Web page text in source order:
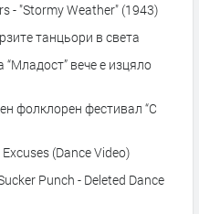
- "Stormy Weather" (1943)
танцьори в света
вече е изцяло
фолклорен фестивал “С
(Dance Video)
Punch - Deleted Dance